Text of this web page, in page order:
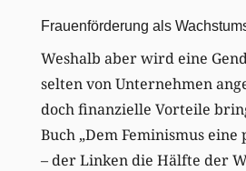
Frauenförderung als
Weshalb aber wird eine
selten von Unternehmen
doch finanzielle Vorteile
Buch „Dem Feminismus
– der Linken die Hälfte der